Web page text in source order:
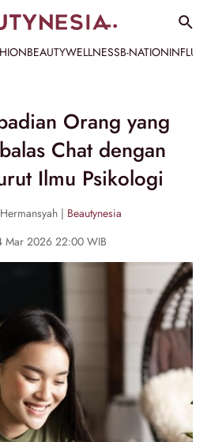
BEAUTYWELLNESSB-NATION
Orang yang
Chat dengan
Ilmu Psikologi
| Beautynesia
Mar 2026 22:00 WIB